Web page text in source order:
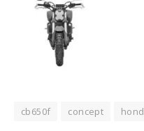
cb650f concept